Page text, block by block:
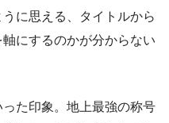
に思える、タイトルから
にするのかが分からない
った印象。地上最強の称号